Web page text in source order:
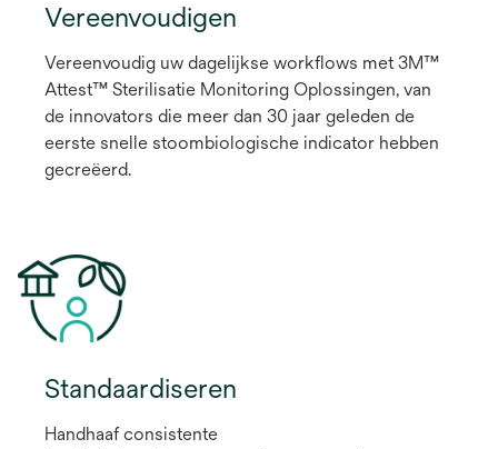
Vereenvoudigen
Vereenvoudig uw dagelijkse workflows met 3M™
Attest™ Sterilisatie Monitoring Oplossingen, van
de innovators die meer dan 30 jaar geleden de
eerste snelle stoombiologische indicator hebben
gecreëerd.
Standaardiseren
Handhaaf consistente